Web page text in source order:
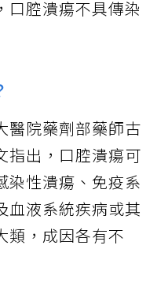
口腔潰瘍不具傳染
醫院藥劑部藥師古
指出，口腔潰瘍可
染性潰瘍、免疫系
血液系統疾病或其
類，成因各有不